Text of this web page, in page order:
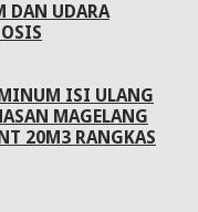
DAN UDARA
ISI ULANG
MAGELANG
20M3 RANGKAS